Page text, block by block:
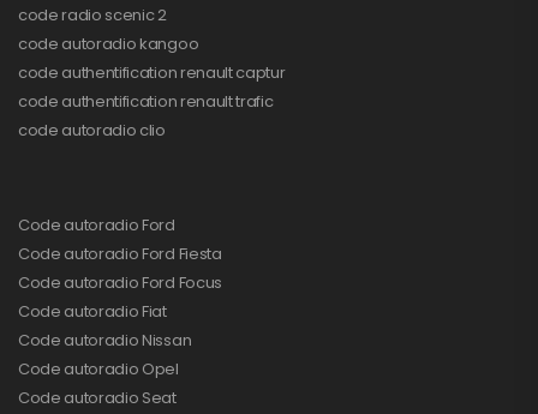
code radio scenic 2
code autoradio kangoo
code authentification renault captur
code authentification renault trafic
code autoradio clio
Code autoradio Ford
Code autoradio Ford Fiesta
Code autoradio Ford Focus
Code autoradio Fiat
Code autoradio Nissan
Code autoradio Opel
Code autoradio Seat